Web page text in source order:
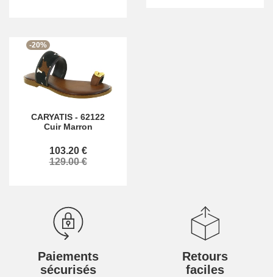
-20%
CARYATIS - 62122
Cuir Marron
103.20 €
129.00 €
Paiements
sécurisés
Retours
faciles